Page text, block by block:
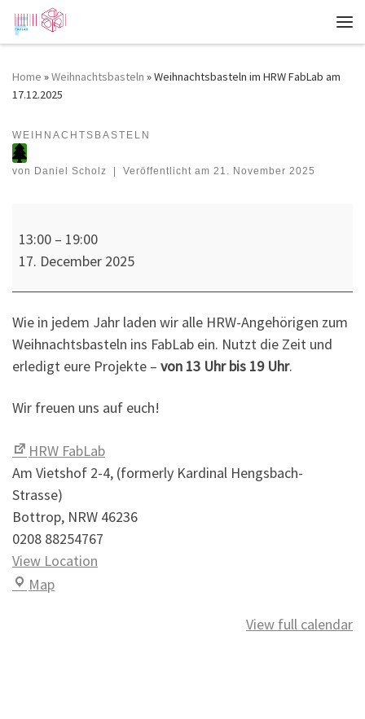
Zum Inhalt springen
Home »Weihnachtsbasteln »Weihnachtsbasteln im HRW FabLab am
17.12.2025
WEIHNACHTSBASTELN
von Daniel Scholz | Veröffentlicht am 21. November 2025
13:00 – 19:00
17. December 2025
Wie in jedem Jahr laden wir alle HRW-Angehörigen zum
Weihnachtsbasteln ins FabLab ein. Nutzt die Zeit und
erledigt eure Projekte – von 13 Uhr bis 19 Uhr.
Wir freuen uns auf euch!
HRW FabLab
Am Vietshof 2-4 (formerly Kardinal Hengsbach-
Strasse)
Bottrop, NRW 46236
0208 88254767
View Location
MapHRW FabLab
View full calendar